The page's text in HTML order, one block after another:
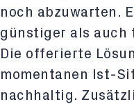
noch abzuwarten.
günstiger als auch
Die offerierte
momentanen Ist-
nachhaltig.